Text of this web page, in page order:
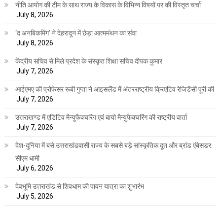
नीति आयोग की टीम के साथ राज्य के विकास के विभिन्न विषयों पर की विस्तृत चर्चा
July 8, 2026
‘द अनबिकमिंग’ ने देहरादून में छेड़ा आत्ममंथन का संवा
July 8, 2026
केंद्रीय सचिव से मिले प्रदेश के संस्कृत शिक्षा सचिव दीपक कुमार
July 7, 2026
आईएमए की प्रोफेसर रूबी गुप्ता ने आइसलैंड में अंतरराष्ट्रीय क्रिएटिव रेजिडेंसी पूरी की
July 7, 2026
उत्तराखण्ड में एडिटिव मैन्युफैक्चरिंग एवं बायो मैन्युफैक्चरिंग की राष्ट्रीय वार्ता
July 7, 2026
देश-दुनिया में बसे उत्तराखंडवासी राज्य के सबसे बड़े सांस्कृतिक दूत और ब्रांड एंबेसडर:
सीएम धामी
July 6, 2026
देवभूमि उत्तराखंड से शिवधाम की पावन यात्रा का शुभारंभ
July 5, 2026